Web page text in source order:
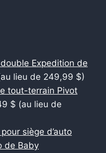
Expedition de
lieu de 249,99 $)
tout-terrain Pivot
$ (au lieu de
siège d’auto
de Baby